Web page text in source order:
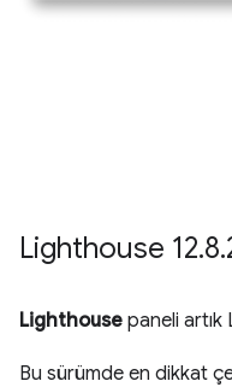
Lighthouse 12.8.
Lighthouse paneli artık
Bu sürümde en dikkat